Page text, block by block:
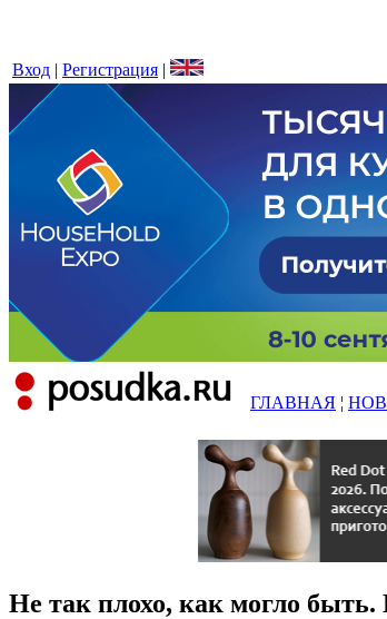
Вход | Регистрация |
ГЛАВНАЯ ¦
Не так плохо, как могло